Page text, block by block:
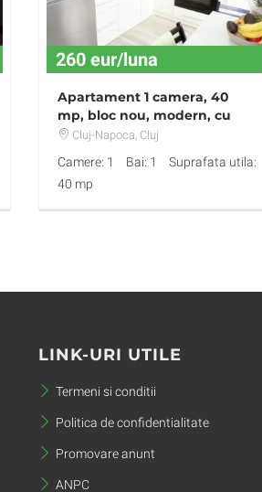
260 eur/luna
Apartament 1 camera, 40
mp, bloc nou, modern, cu
garaj si terasa, in Marasti
Cluj-Napoca, Cluj
Camere: 1 Bai: 1
Suprafata utila:
40 mp
LINK-URI UTILE
Termeni si conditii
Politica de confidentialitate
Promovare anunt
ANPC